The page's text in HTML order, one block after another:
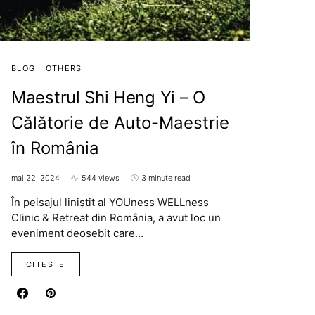
BLOG OTHERS
Maestrul Shi Heng Yi – O
Călătorie de Auto-Maestrie
în România
mai 22, 2024 544 views 3 minute read
În peisajul liniștit al YOUness WELLness
Clinic & Retreat din România, a avut loc un
eveniment deosebit care…
CITESTE